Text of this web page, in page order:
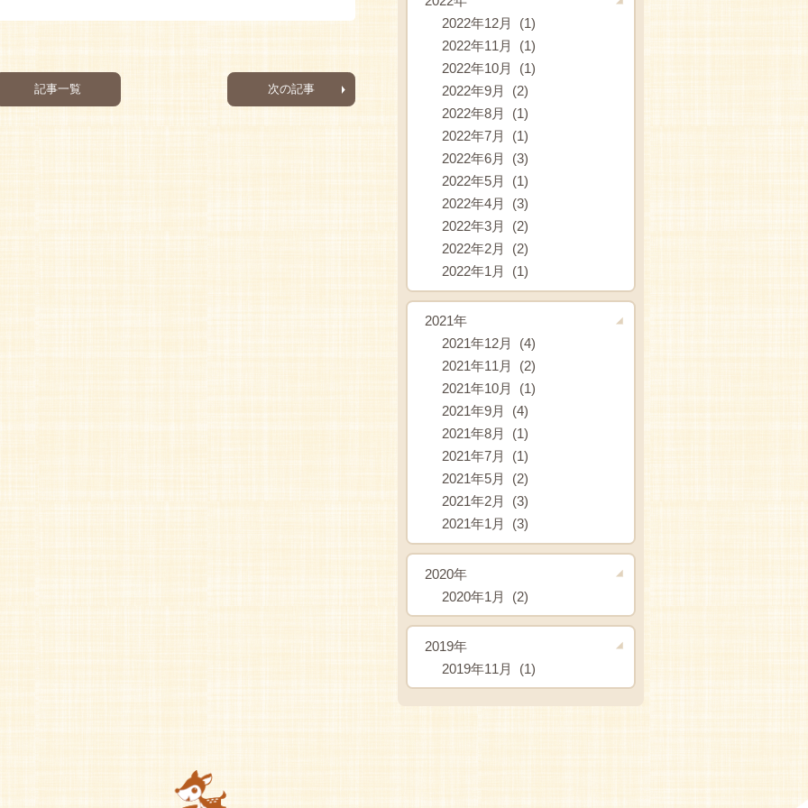
記事一覧 次の記事
2022年12月 (1)
2022年11月 (1)
2022年10月 (1)
2022年9月 (2)
2022年8月 (1)
2022年7月 (1)
2022年6月 (3)
2022年5月 (1)
2022年4月 (3)
2022年3月 (2)
2022年2月 (2)
2022年1月 (1)
2021年
2021年12月 (4)
2021年11月 (2)
2021年10月 (1)
2021年9月 (4)
2021年8月 (1)
2021年7月 (1)
2021年5月 (2)
2021年2月 (3)
2021年1月 (3)
2020年
2020年1月 (2)
2019年
2019年11月 (1)